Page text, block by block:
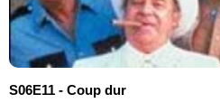
S06E11 - Coup dur